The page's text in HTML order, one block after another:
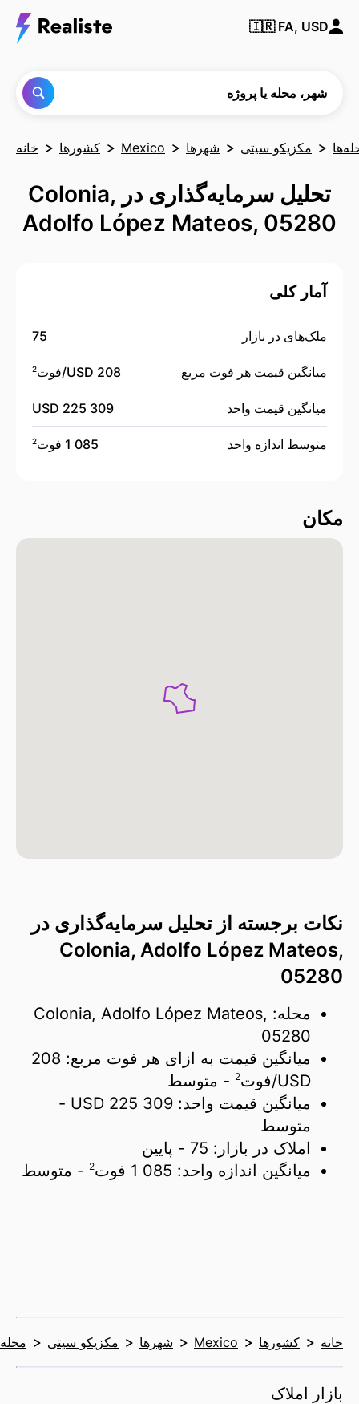
🇮🇷 FA, USD
شهر، محله یا پروژه
خانه کشورها Mexico شهرها مکزیکو سیتی
تحلیل سرمایه‌گذاری در Colonia,
Adolfo López Mateos, 05280
آمار کلی
ملک‌های در بازار 75
میانگین قیمت هر فوت مربع 208 USD/ فوت2
میانگین قیمت واحد 225 309 USD
متوسط اندازه واحد 1 085 فوت 2
مکان
نکات برجسته از تحلیل سرمایه‌گذاری در
Colonia, Adolfo López Mateos,
05280
محله: Colonia, Adolfo López Mateos,
05280
میانگین قیمت به ازای هر فوت مربع: 208
USD/ فوت2 - متوسط
میانگین قیمت واحد: 225 309 USD
-
متوسط
املاک در بازار: 75 - پایین
میانگین اندازه واحد: 1 085 فوت 2 - متوسط
خانه کشورها Mexico شهرها مکزیکو سیتی
بازار املاک